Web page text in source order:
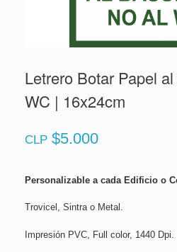
Letrero Botar Papel
WC | 16x24cm
CLP $5.000
Personalizable a cada Edificio o
Trovicel, Sintra o Metal.
Impresión PVC, Full color, 1440 Dpi.